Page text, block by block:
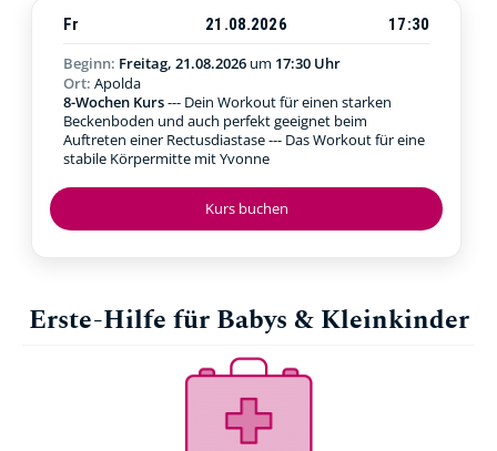
Kurs buchen
Fr 21.08.2026
17:30
Beginn: Freitag, 21.08.2026 um 17:30 Uhr
Ort: Apolda
8-Wochen Kurs--- Dein Workout für einen starken
Beckenboden und auch perfekt geeignet beim
Auftreten einer Rectusdiastase --- Das Workout für eine
stabile Körpermitte mit Yvonne
Erste-Hilfe für Babys & Kleinkinder